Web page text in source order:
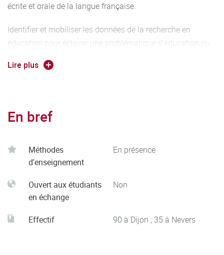
écrite et orale de la langue française.
Identifier et mobiliser les données de la recherche en
éducation pour éclairer une problématique d’éducation ou
Lire plus
En bref
Méthodes
d'enseignement
En présence
Ouvert aux étudiants
en échange
Non
Effectif 90 à Dijon ; 35 à Nevers